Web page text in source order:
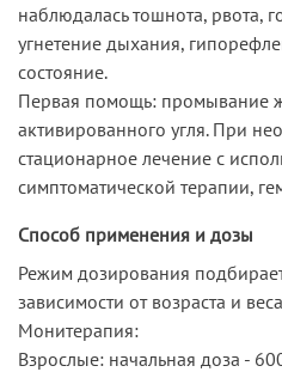
наблюдалась тошнота, рвота,
угнетение дыхания,
состояние.
Первая помощь: промывание
активированного угля. При
стационарное лечение с
симптоматической терапии,
Способ применения и дозы
Режим дозирования
зависимости от возраста и
Монитерапия:
Взрослые: начальная доза -